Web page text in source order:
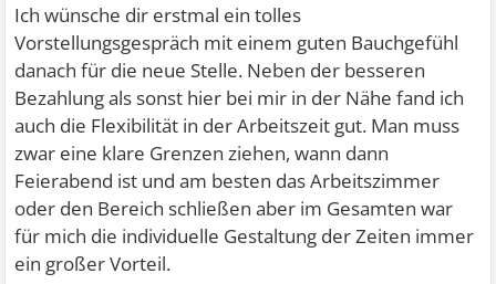
Ich wünsche dir erstmal ein tolles
Vorstellungsgespräch mit einem guten Bauchgefühl
danach für die neue Stelle. Neben der besseren
Bezahlung als sonst hier bei mir in der Nähe fand ich
auch die Flexibilität in der Arbeitszeit gut. Man muss
zwar eine klare Grenzen ziehen, wann dann
Feierabend ist und am besten das Arbeitszimmer
oder den Bereich schließen aber im Gesamten war
für mich die individuelle Gestaltung der Zeiten immer
ein großer Vorteil.